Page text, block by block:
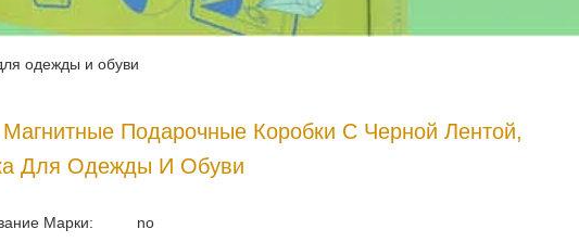
одежды и обуви
Подарочные Коробки С Черной Лентой,
Для Одежды И Обуви
Марки: no